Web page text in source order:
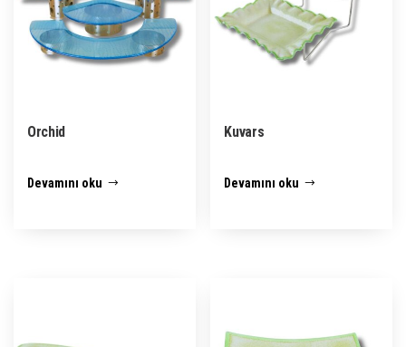
Orchid
Devamını oku
Kuvars
Devamını oku